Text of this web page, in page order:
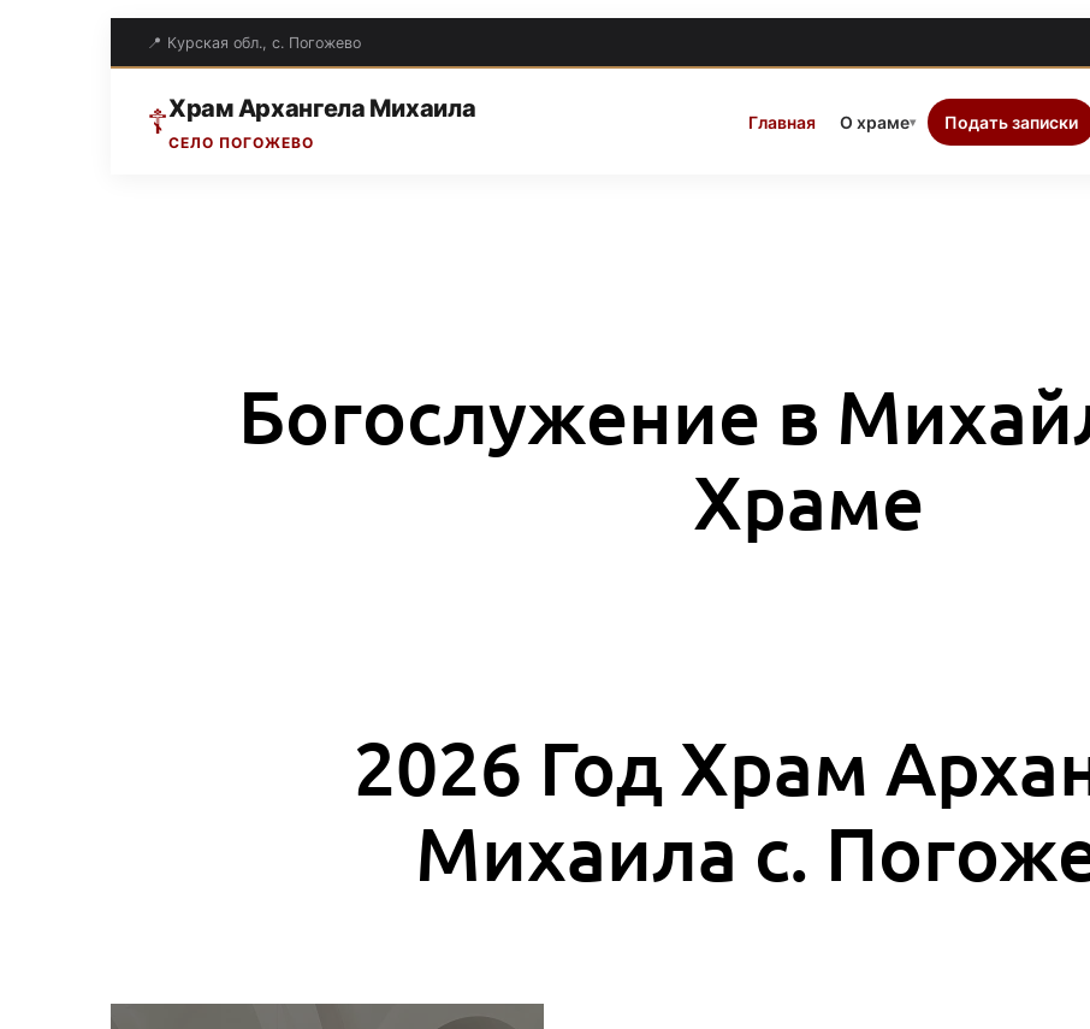
📍 Курская обл., с. Погожево
☦Храм Архангела Михаила
СЕЛО ПОГОЖЕВО
Главная О храме▾ Подать записки
Богослужение в
Храме
2026 Год Храм
Михаила с.